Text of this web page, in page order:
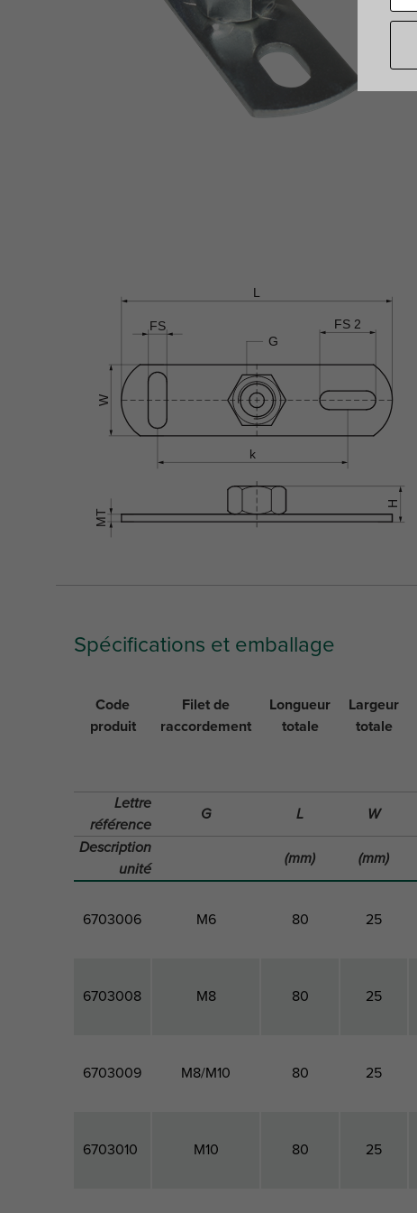
Spécifications et emballage
Code
produit
Filet de
raccordement
Longueur
totale
Largeur
totale
Lettre
référence
G L W
Description
unité
(mm) (mm)
6703006 M6 80 25
6703008 M8 80 25
6703009 M8/M10 80 25
6703010 M10 80 25